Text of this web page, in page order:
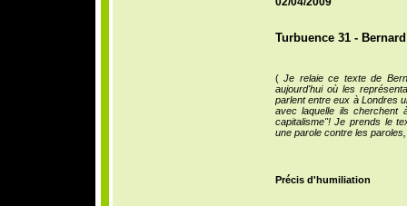
Turbuence 31 -
(Je relaie ce texte de
aujourd'hui où les
parlent entre eux à Londres
avec laquelle ils cherchent
capitalisme"! Je prends le
une parole contre les
Précis d'humiliation